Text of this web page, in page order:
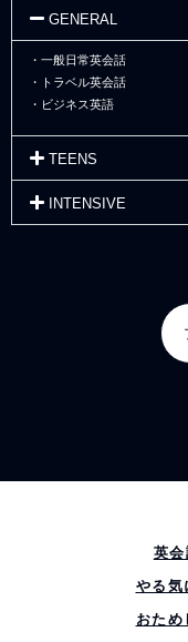
GENERAL
・一般日常英会話
・トラベル英会話
・ビジネス英語
TEENS
INTENSIVE
英
やる気
おため